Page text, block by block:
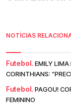
NOTÍCIAS
Futebol. EMILY LIMA
CORINTHIANS:
Futebol. PAGOU!
FEMININO